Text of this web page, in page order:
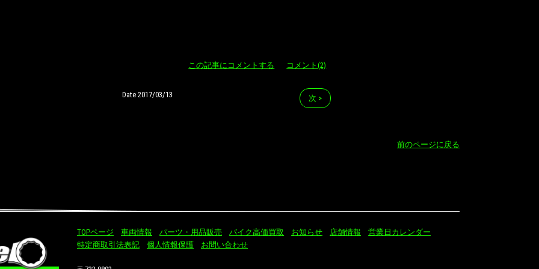
この記事にコメントする コメント(2)
次 >
Date 2017/03/13
前のページに戻る
TOPページ 車両情報 パーツ・用品販売 バイク高価買取 お知らせ 店舗情報
営業日カレンダー
特定商取引法表記
個人情報保護 お問い合わせ